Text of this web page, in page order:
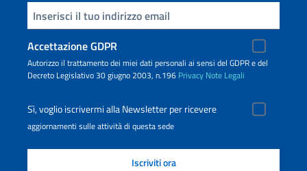
Inserisci la tua email
Accettazione GDPR
Autorizzo il trattamento dei miei dati personali ai sensi del GDPR e del
Decreto Legislativo 30 giugno 2003, n.196 Privacy Note Legali
Sì, voglio iscrivermi alla Newsletter per ricevere
aggiornamenti sulle attività di questa sede